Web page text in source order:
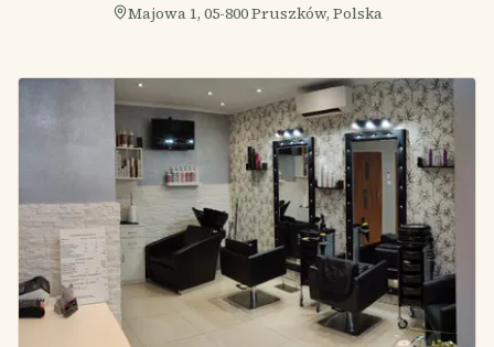
Majowa 1, 05-800 Pruszków, Polska